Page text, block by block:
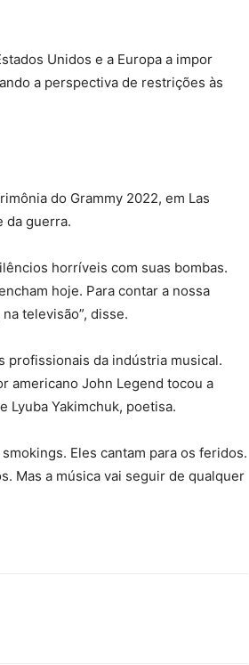
Unidos e a Europa a impor
a perspectiva de restrições às
do Grammy 2022, em Las
da guerra.
horríveis com suas bombas.
hoje. Para contar a nossa
televisão”, disse.
profissionais da indústria musical.
americano John Legend tocou a
Lyuba Yakimchuk, poetisa.
Eles cantam para os feridos.
Mas a música vai seguir de qualquer